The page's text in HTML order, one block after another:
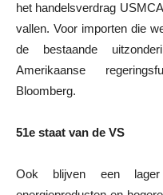
het handelsverdrag
vallen. Voor importen die
de bestaande
Amerikaanse
Bloomberg.
51e staat van de VS
Ook blijven een